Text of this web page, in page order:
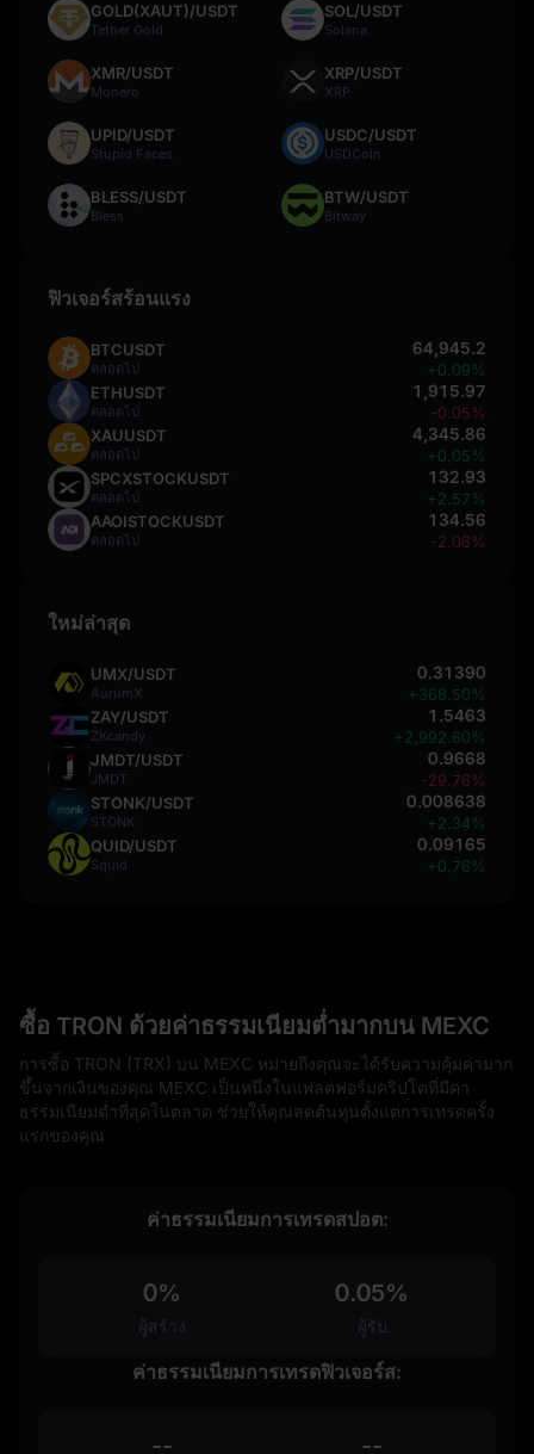
GOLD(XAUT)/USDT
Tether Gold
SOL/USDT
Solana
XMR/USDT
Monero
XRP/USDT
XRP
UPID/USDT
Stupid Faces
USDC/USDT
USDCoin
BLESS/USDT
Bless
BTW/USDT
Bitway
ฟิวเจอร์สร้อนแรง
BTCUSDT
ตลอดไป
64,945.2
+0.09%
ETHUSDT
ตลอดไป
1,915.97
-0.05%
XAUUSDT
ตลอดไป
4,345.86
+0.05%
SPCXSTOCKUSDT
ตลอดไป
132.93
+2.57%
AAOISTOCKUSDT
ตลอดไป
134.56
-2.06%
ใหม่ล่าสุด
UMX/USDT
AurumX
0.31390
+368.50%
ZAY/USDT
ZKcandy
1.5463
+2,992.60%
JMDT/USDT
JMDT
0.9668
-29.76%
STONK/USDT
STONK
0.008638
+2.34%
QUID/USDT
Squid
0.09165
+0.76%
ซื้อ TRON ด้วยค่าธรรมเนียมต่ำมากบน MEXC
การซื้อ TRON (TRX) บน MEXC หมายถึงคุณจะได้รับความคุ้มค่ามาก
ขึ้นจากเงินของคุณ MEXC เป็นหนึ่งในแพลตฟอร์มคริปโตที่มีค่า
ธรรมเนียมต่ำที่สุดในตลาด ช่วยให้คุณลดต้นทุนตั้งแต่การเทรดครั้ง
แรกของคุณ
ค่าธรรมเนียมการเทรดสปอต:
0%
ผู้สร้าง
0.05%
ผู้รับ
ค่าธรรมเนียมการเทรดฟิวเจอร์ส:
-- --